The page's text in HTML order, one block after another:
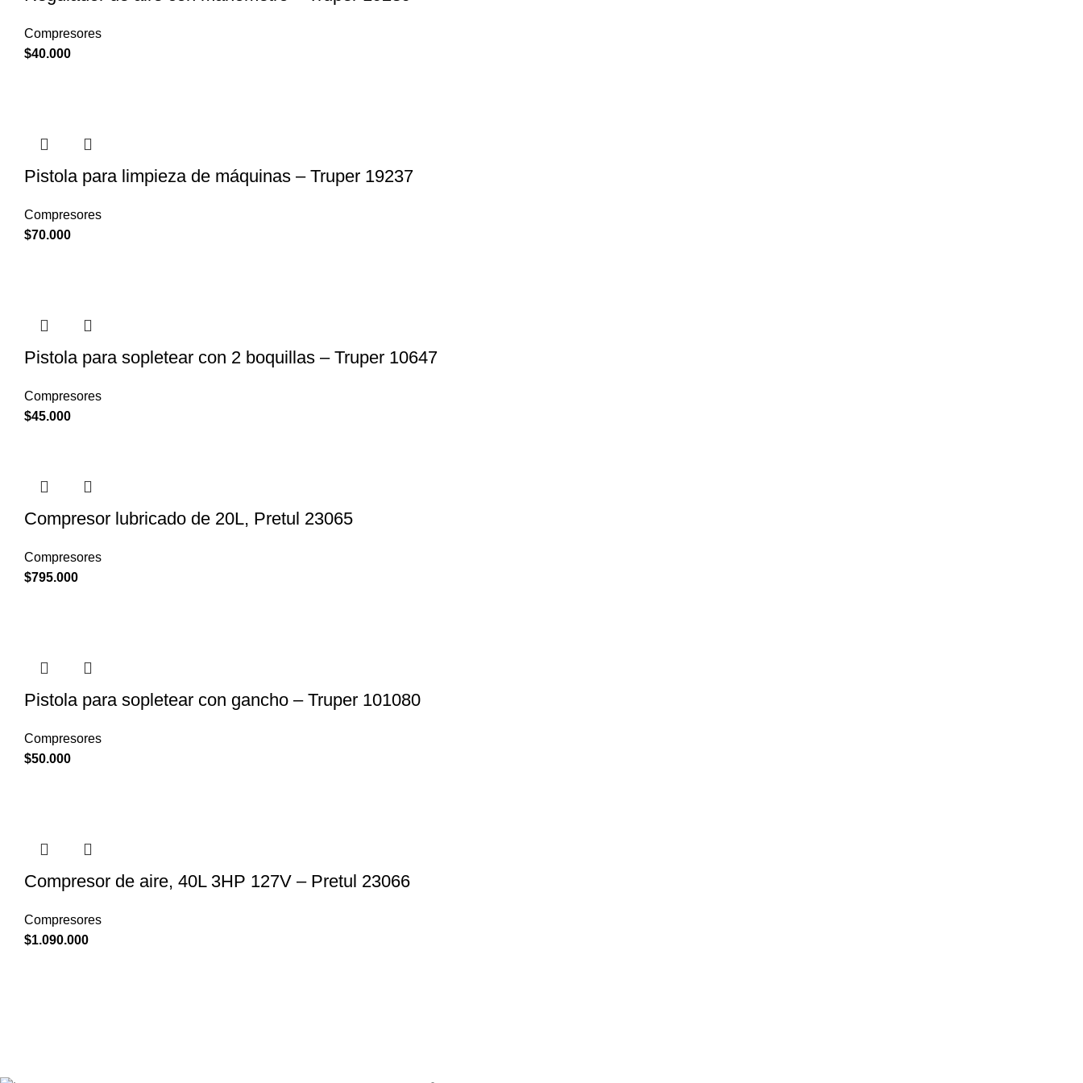
Compresores
$40.000
Pistola para limpieza de máquinas – Truper 19237
Compresores
$70.000
Pistola para sopletear con 2 boquillas – Truper 10647
Compresores
$45.000
Compresor lubricado de 20L, Pretul 23065
Compresores
$795.000
Pistola para sopletear con gancho – Truper 101080
Compresores
$50.000
Compresor de aire, 40L 3HP 127V – Pretul 23066
Compresores
$1.090.000